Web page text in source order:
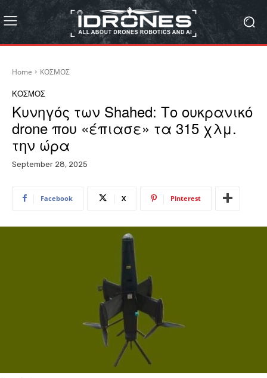
Home ΚΟΣΜΟΣ
ΚΟΣΜΟΣ
Κυνηγός των Shahed: Το ουκρανικό
drone που «έπιασε» τα 315 χλμ.
την ώρα
September 28, 2025
Facebook X Pinterest